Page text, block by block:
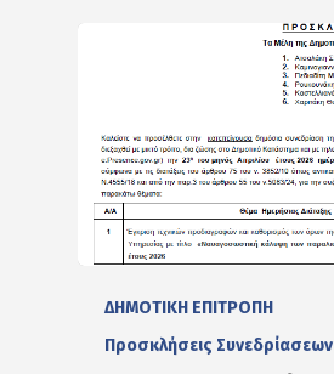
ΔΗΜΟΤΙΚΗ ΕΠΙΤΡΟΠΗ
Προσκλήσεις Συνεδρίασεων